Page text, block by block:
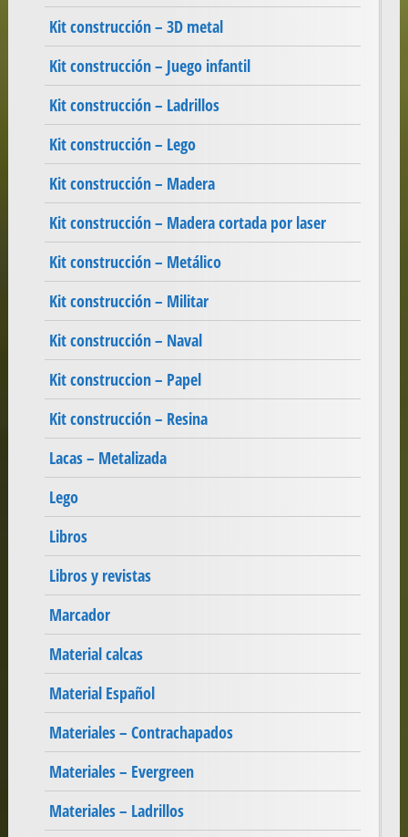
Kit construcción – 3D metal
Kit construcción – Juego infantil
Kit construcción – Ladrillos
Kit construcción – Lego
Kit construcción – Madera
Kit construcción – Madera cortada por laser
Kit construcción – Metálico
Kit construcción – Militar
Kit construcción – Naval
Kit construccion – Papel
Kit construcción – Resina
Lacas – Metalizada
Lego
Libros
Libros y revistas
Marcador
Material calcas
Material Español
Materiales – Contrachapados
Materiales – Evergreen
Materiales – Ladrillos